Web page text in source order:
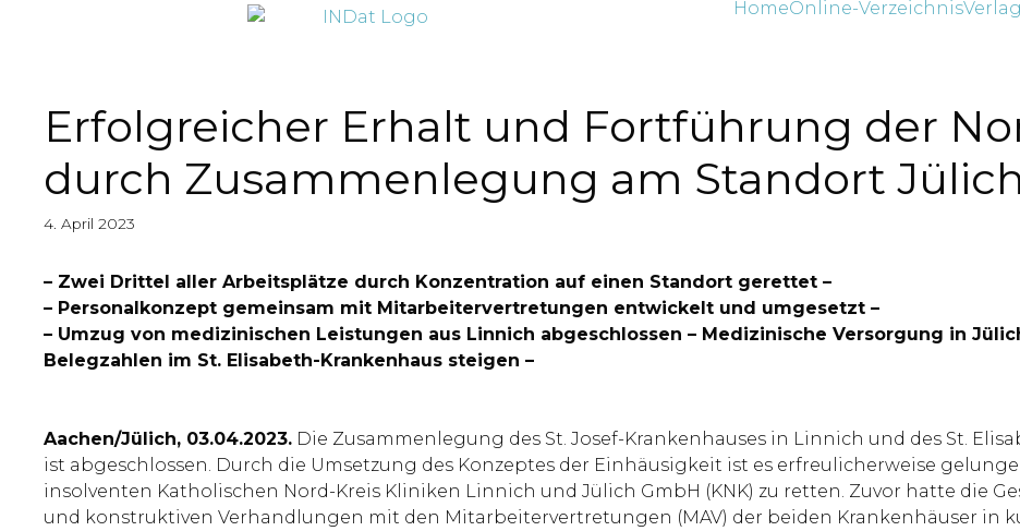
HomeOnline-Verzeichnis
Erfolgreicher Erhalt und Fortführung der
durch Zusammenlegung am Standort Jülich
4. April 2023
– Zwei Drittel aller Arbeitsplätze durch Konzentration auf einen Standort gerettet –
– Personalkonzept gemeinsam mit Mitarbeitervertretungen entwickelt und umgesetzt –
– Umzug von medizinischen Leistungen aus Linnich abgeschlossen – Medizinische Versorgung in
Belegzahlen im St. Elisabeth-Krankenhaus steigen –
Aachen/Jülich, 03.04.2023. Die Zusammenlegung des St. Josef-Krankenhauses in Linnich und des St.
ist abgeschlossen. Durch die Umsetzung des Konzeptes der Einhäusigkeit ist es erfreulicherweise
insolventen Katholischen Nord-Kreis Kliniken Linnich und Jülich GmbH (KNK) zu retten. Zuvor hatte die
und konstruktiven Verhandlungen mit den Mitarbeitervertretungen (MAV) der beiden Krankenhäuser in